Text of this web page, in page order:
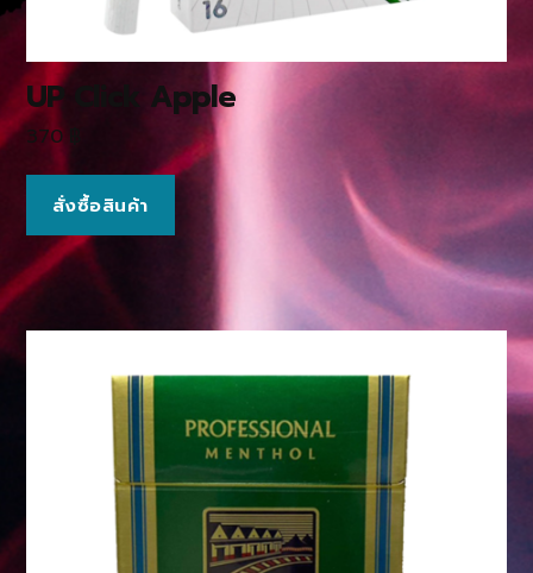
UP Click Apple
370 ฿
สั่งซื้อสินค้า